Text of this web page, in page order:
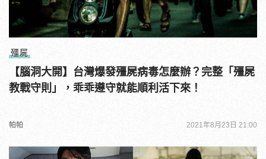
殭屍
【腦洞大開】台灣爆發殭屍病毒怎麼辦？完整「殭屍
教戰守則」，乖乖遵守就能順利活下來！
帕帕 2021年8月23日 21:00